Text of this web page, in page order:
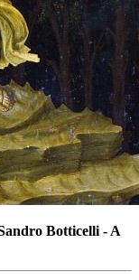
Botticelli - A